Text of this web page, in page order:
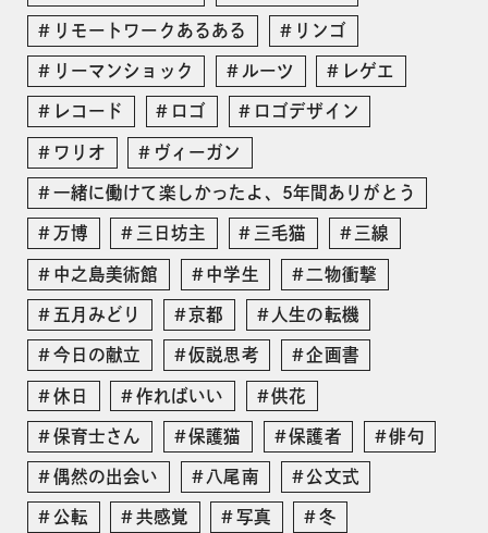
リモートワークあるある リンゴ
リーマンショック ルーツ レゲエ
レコード ロゴ ロゴデザイン
ワリオ ヴィーガン
一緒に働けて楽しかったよ、5年間ありがとう
万博 三日坊主 三毛猫 三線
中之島美術館 中学生 二物衝撃
五月みどり 京都 人生の転機
今日の献立 仮説思考 企画書
休日 作ればいい 供花
保育士さん 保護猫 保護者 俳句
偶然の出会い 八尾南 公文式
公転 共感覚 写真 冬